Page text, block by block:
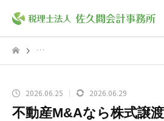
2026.06.25 2026.06.29
不動産M&Aなら株式譲